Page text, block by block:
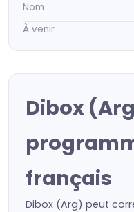
Nom
À venir
Dibox
français
Dibox (Arg) peut